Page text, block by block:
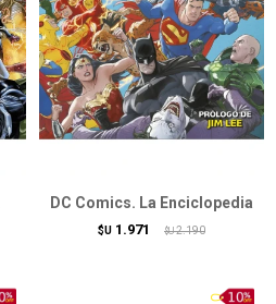
DC Comics. La Enciclopedia
$U 1.971 $U 2.190